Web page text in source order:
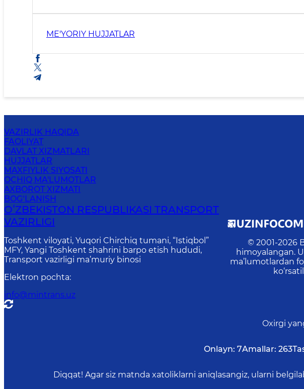
ME'YORIY HUJJATLAR
VAZIRLIK HAQIDA
FAOLIYAT
DAVLAT XIZMATLARI
HUJJATLAR
MAXFIYLIK SIYOSATI
OCHIQ MA'LUMOTLAR
AXBOROT XIZMATI
BOG‘LANISH
OʻZBEKISTON RESPUBLIKASI TRANSPORT
VAZIRLIGI
Toshkent viloyati, Yuqori Chirchiq tumani, “Istiqbol”
MFY, Yangi Toshkent shahrini barpo etish hududi,
Transport vazirligi ma’muriy binosi
Elektron pochta:
info@mintrans.uz
© 2001-2026
himoyalangan.
ma’lumotlardan
Oxirgi
Onlayn: 7Amallar: 263
Diqqat! Agar siz matnda xatoliklarni aniqlasangiz, ularni